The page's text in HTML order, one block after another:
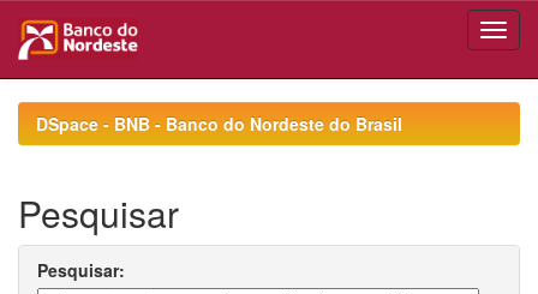
navigationDSpace - BNB - Banco do Nordeste do Brasil
Pesquisar
Pesquisar: